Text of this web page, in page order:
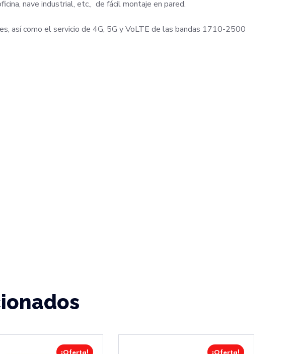
nave industrial, etc., de fácil montaje en pared.
así como el servicio de 4G, 5G y VoLTE de las bandas 1710-2500